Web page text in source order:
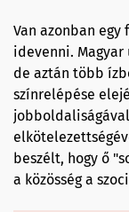
Van azonban
idevenni.
de aztán több
színrelépése
beszélt, hogy ő
a közösség a